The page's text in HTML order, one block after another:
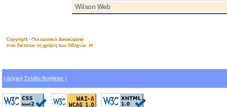
Wilson Web
Copyright - Πνευματικά Δικαιώματα
που διέπουν τη χρήση των Οδηγών
| Αρχική Σελίδα Βοήθειας |